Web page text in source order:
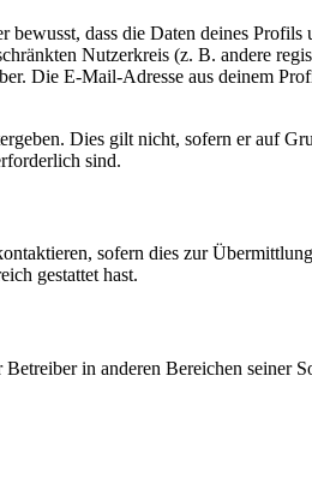
dass die Daten deines
Nutzerkreis (z. B. andere
Die E-Mail-Adresse aus deinem
Dies gilt nicht, sofern er auf
sind.
sofern dies zur
gestattet hast.
in anderen Bereichen seiner